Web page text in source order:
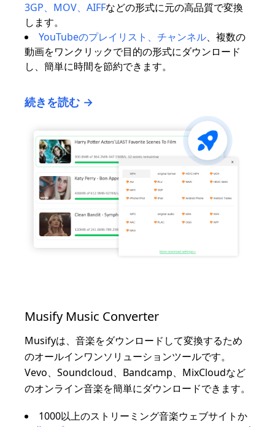
3GP、MOV、AIFFなどの形式に元の高品質で変換
します。
YouTubeのプレイリスト、チャンネル、複数の
動画をワンクリックで目的の形式にダウンロード
し、簡単に時間を節約できます。
続きを読む →
Musify Music Converter
Musifyは、音楽をダウンロードして変換するため
のオールインワンソリューションツールです。
Vevo、Soundcloud、Bandcamp、MixCloudなど
のオンライン音楽を簡単にダウンロードできます。
1000以上のストリーミング音楽ウェブサイトか